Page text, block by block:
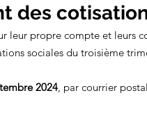
des
leur propre compte et leurs
sociales du troisième
2024, par courrier